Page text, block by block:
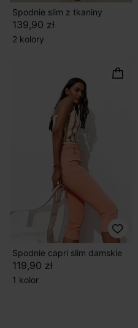
Spodnie slim z tkaniny
139,90 zł
2 kolory
Spodnie capri slim damskie
119,90 zł
1 kolor